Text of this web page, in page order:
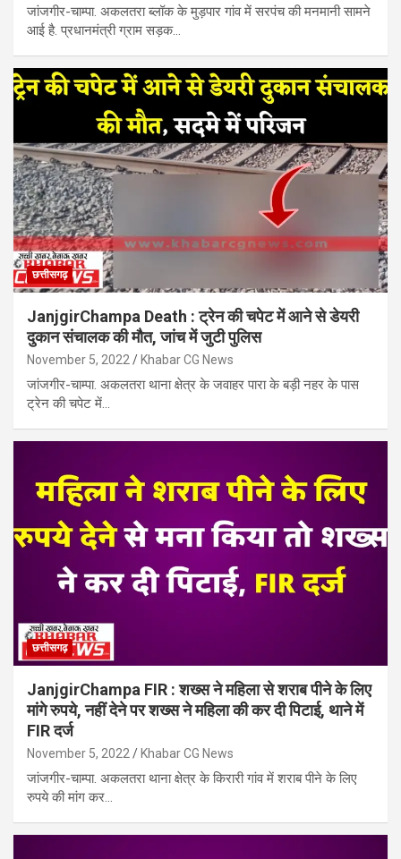
जांजगीर-चाम्पा. अकलतरा ब्लॉक के मुड़पार गांव में सरपंच की मनमानी सामने
आई है. प्रधानमंत्री ग्राम सड़क…
छत्तीसगढ़
JanjgirChampa Death : ट्रेन की चपेट में आने से डेयरी
दुकान संचालक की मौत, जांच में जुटी पुलिस
November 5, 2022 Khabar CG News
जांजगीर-चाम्पा. अकलतरा थाना क्षेत्र के जवाहर पारा के बड़ी नहर के पास
ट्रेन की चपेट में…
छत्तीसगढ़
JanjgirChampa FIR : शख्स ने महिला से शराब पीने के लिए
मांगे रुपये, नहीं देने पर शख्स ने महिला की कर दी पिटाई, थाने में
FIR दर्ज
November 5, 2022 Khabar CG News
जांजगीर-चाम्पा. अकलतरा थाना क्षेत्र के किरारी गांव में शराब पीने के लिए
रुपये की मांग कर…